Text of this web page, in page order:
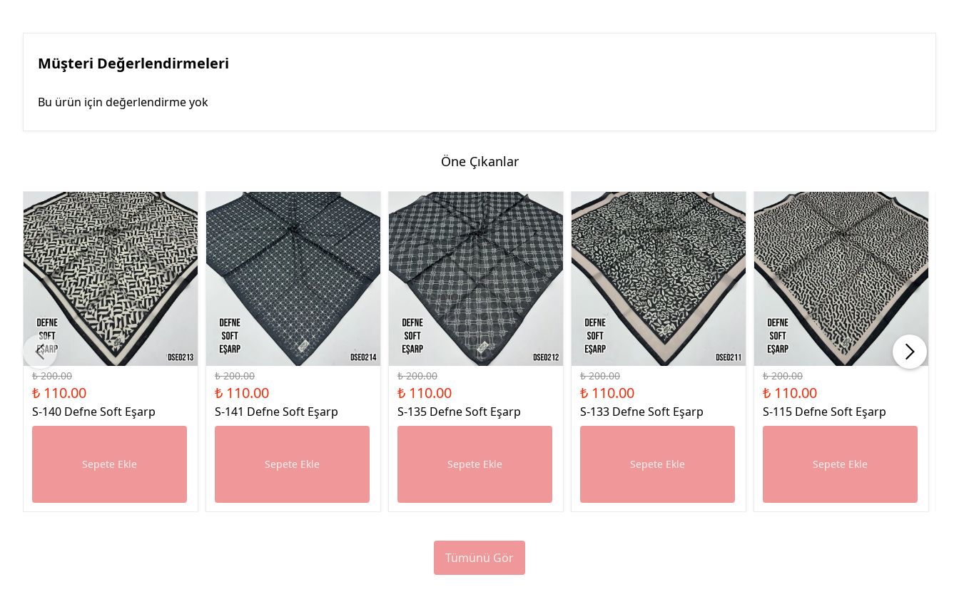
Müşteri Değerlendirmeleri
Bu ürün için değerlendirme yok
Öne Çıkanlar
%45 İndirim
₺ 200.00
₺ 110.00
S-140 Defne Soft Eşarp
Sepete Ekle
%45 İndirim
₺ 200.00
₺ 110.00
S-141 Defne Soft Eşarp
Sepete Ekle
%45 İndirim
₺ 200.00
₺ 110.00
S-135 Defne Soft Eşarp
Sepete Ekle
%45 İndirim
₺ 200.00
₺ 110.00
S-133 Defne Soft Eşarp
Sepete Ekle
%45 İndirim
₺ 200.00
₺ 110.00
S-115 Defne Soft Eşarp
Sepete Ekle
Tümünü Gör